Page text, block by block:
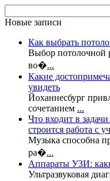
Новые записи
Как выбрать
Выбор потолочной
во�...
Какие
увидеть
Йоханнесбург
сочетанием ...
Что входит в
строится работа с
Музыка способна
ра�...
Аппараты УЗИ:
Ультразвуковая